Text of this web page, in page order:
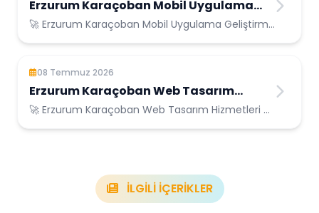
Erzurum Karaçoban Mobil Uygulama
Geliştirme
🚀 Erzurum Karaçoban Mobil Uygulama Geliştirme
08 Temmuz 2026
Erzurum Karaçoban Web Tasarım
Hizmetleri
🚀 Erzurum Karaçoban Web Tasarım Hizmetleri -
İLGİLİ İÇERİKLER